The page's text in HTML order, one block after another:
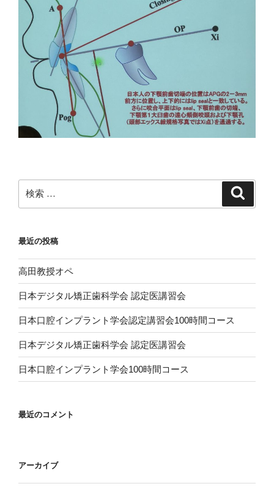
索:
最近の投稿
高田教授オペ
日本デジタル矯正歯科学会 認定医講習会
日本口腔インプラント学会認定講習会100時間コース
日本デジタル矯正歯科学会 認定医講習会
日本口腔インプラント学会100時間コース
最近のコメント
アーカイブ